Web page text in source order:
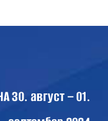
30. август – 01.